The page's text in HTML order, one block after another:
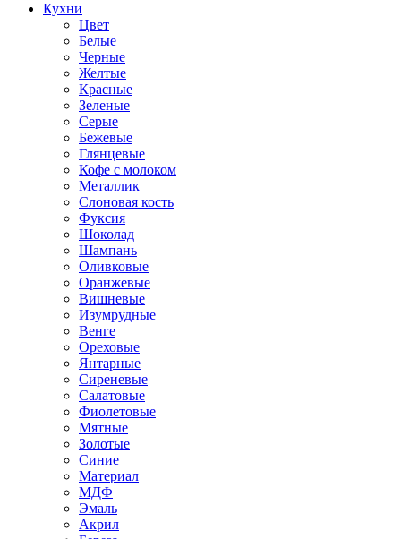
Кухни
Цвет
Белые
Черные
Желтые
Красные
Зеленые
Серые
Бежевые
Глянцевые
Кофе с молоком
Металлик
Слоновая кость
Фуксия
Шоколад
Шампань
Оливковые
Оранжевые
Вишневые
Изумрудные
Венге
Ореховые
Янтарные
Сиреневые
Салатовые
Фиолетовые
Мятные
Золотые
Синие
Материал
МДФ
Эмаль
Акрил